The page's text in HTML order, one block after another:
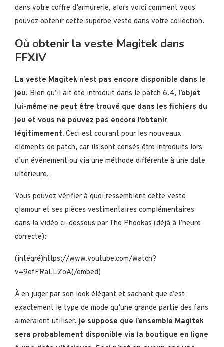
dans votre coffre d’armurerie, alors voici comment vous
pouvez obtenir cette superbe veste dans votre collection.
Où obtenir la veste Magitek dans
FFXIV
La veste Magitek n’est pas encore disponible dans le
jeu. Bien qu’il ait été introduit dans le patch 6.4, l’objet
lui-même ne peut être trouvé que dans les fichiers du
jeu et vous ne pouvez pas encore l’obtenir
légitimement. Ceci est courant pour les nouveaux
éléments de patch, car ils sont censés être introduits lors
d’un événement ou via une méthode différente à une date
ultérieure.
Vous pouvez vérifier à quoi ressemblent cette veste
glamour et ses pièces vestimentaires complémentaires
dans la vidéo ci-dessous par The Phookas (déjà à l’heure
correcte):
(intégré)https://www.youtube.com/watch?
v=9efFRaLLZoA(/embed)
À en juger par son look élégant et sachant que c’est
exactement le type de mode qu’une grande partie des fans
aimeraient utiliser, je suppose que l’ensemble Magitek
sera probablement disponible via la boutique en ligne